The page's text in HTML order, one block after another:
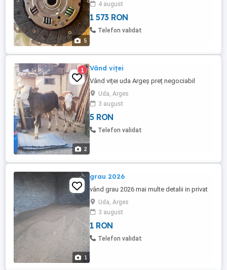
5
4 august
1 573 RON
Telefon validat
2
1 Vând viței
Vând viței uda Argeș preț negociabil
Uda, Arges
3 august
5 RON
Telefon validat
1
grau 2026
vând grau 2026 mai multe detalii in privat
Uda, Arges
3 august
1 RON
Telefon validat